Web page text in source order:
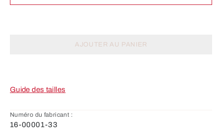
AJOUTER AU PANIER
Guide des tailles
Numéro du fabricant :
16-00001-33